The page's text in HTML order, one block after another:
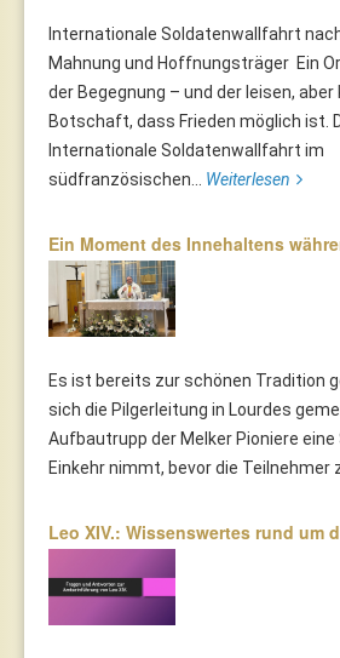
Internationale Soldatenwallfahrt
Mahnung und Hoffnungsträger Ein
der Begegnung – und der leisen,
Botschaft, dass Frieden möglich ist.
Internationale Soldatenwallfahrt im
südfranzösischen... Weiterlesen
Ein Moment des Innehaltens
Es ist bereits zur schönen Tradition
sich die Pilgerleitung in Lourdes
Aufbautrupp der Melker Pioniere
Einkehr nimmt, bevor die Teilnehmer
Leo XIV.: Wissenswertes rund um